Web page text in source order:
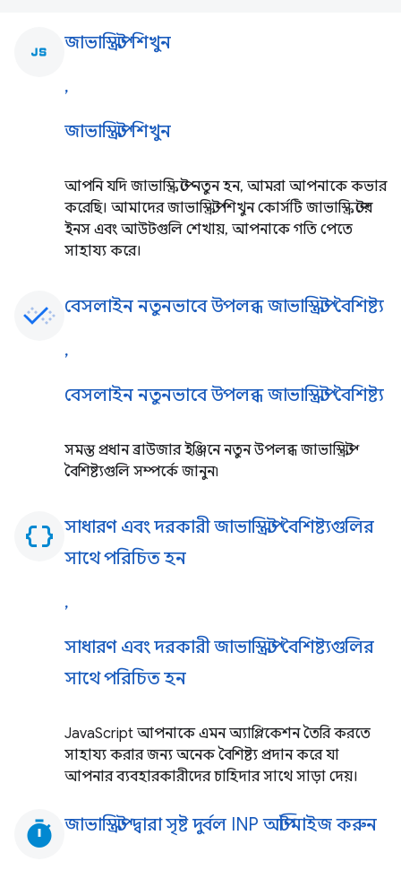
javascript
জাভাস্ক্রিপ্ট শিখুন
,
জাভাস্ক্রিপ্ট শিখুন
আপনি যদি জাভাস্ক্রিপ্টে নতুন হন, আমরা আপনাকে কভার
করেছি। আমাদের জাভাস্ক্রিপ্ট শিখুন কোর্সটি জাভাস্ক্রিপ্টের
ইনস এবং আউটগুলি শেখায়, আপনাকে গতি পেতে
সাহায্য করে।
বেসলাইন নতুনভাবে উপলব্ধ জাভাস্ক্রিপ্ট বৈশিষ্ট্য
,
বেসলাইন নতুনভাবে উপলব্ধ জাভাস্ক্রিপ্ট বৈশিষ্ট্য
সমস্ত প্রধান ব্রাউজার ইঞ্জিনে নতুন উপলব্ধ জাভাস্ক্রিপ্ট
বৈশিষ্ট্যগুলি সম্পর্কে জানুন৷
data_object সাধারণ এবং দরকারী জাভাস্ক্রিপ্ট বৈশিষ্ট্যগুলির
সাথে পরিচিত হন
,
সাধারণ এবং দরকারী জাভাস্ক্রিপ্ট বৈশিষ্ট্যগুলির
সাথে পরিচিত হন
JavaScript আপনাকে এমন অ্যাপ্লিকেশন তৈরি করতে
সাহায্য করার জন্য অনেক বৈশিষ্ট্য প্রদান করে যা
আপনার ব্যবহারকারীদের চাহিদার সাথে সাড়া দেয়।
timer জাভাস্ক্রিপ্ট দ্বারা সৃষ্ট দুর্বল INP অপ্টিমাইজ করুন